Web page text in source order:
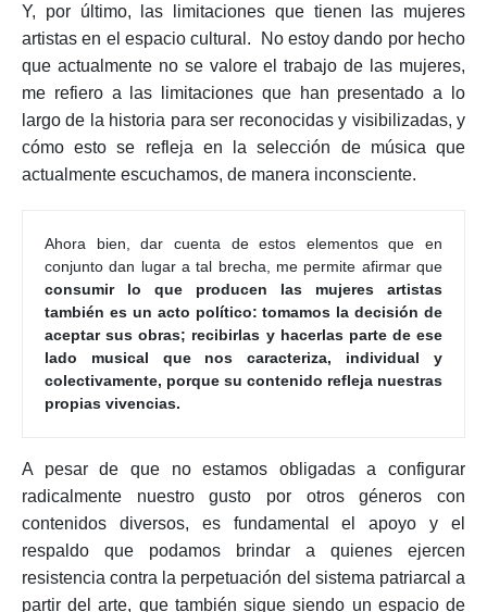
Y, por último, las limitaciones que tienen las mujeres
artistas en el espacio cultural. No estoy dando por hecho
que actualmente no se valore el trabajo de las mujeres,
me refiero a las limitaciones que han presentado a lo
largo de la historia para ser reconocidas y visibilizadas, y
cómo esto se refleja en la selección de música que
actualmente escuchamos, de manera inconsciente.
Ahora bien, dar cuenta de estos elementos que en
consumir lo que producen las mujeres artistas
también es un acto político: tomamos la decisión de
aceptar sus obras; recibirlas y hacerlas parte de ese
lado musical que nos caracteriza, individual y
colectivamente, porque su contenido refleja nuestras
propias vivencias.
A pesar de que no estamos obligadas a configurar
radicalmente nuestro gusto por otros géneros con
contenidos diversos, es fundamental el apoyo y el
respaldo que podamos brindar a quienes ejercen
resistencia contra la perpetuación del sistema patriarcal a
partir del arte, que también sigue siendo un espacio de